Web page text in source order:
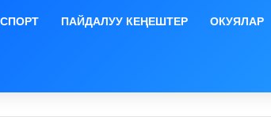
СПОРТ ПАЙДАЛУУ КЕҢЕШТЕР ОКУЯЛАР